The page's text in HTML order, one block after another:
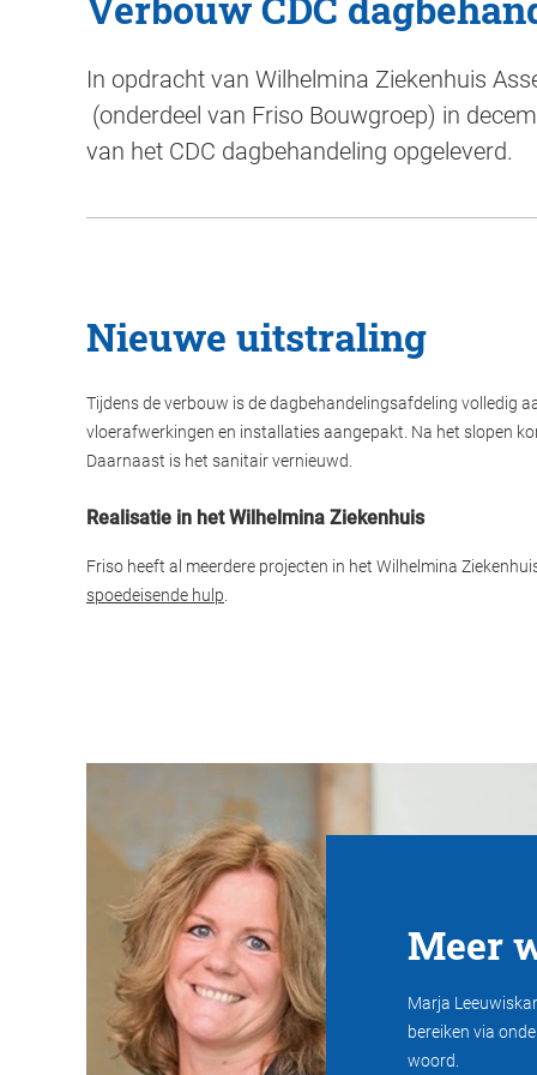
In opdracht van Wilhelmina Ziekenhuis
(onderdeel van Friso Bouwgroep) in
van het CDC dagbehandeling opgeleverd.
Nieuwe uitstraling
Tijdens de verbouw is de dagbehandelingsafdeling volledig
vloerafwerkingen en installaties aangepakt. Na het slopen
Daarnaast is het sanitair vernieuwd.
Realisatie in het Wilhelmina Ziekenhuis
Friso heeft al meerdere projecten in het Wilhelmina
spoedeisende hulp
Meer
Marja
bereiken via
woord.